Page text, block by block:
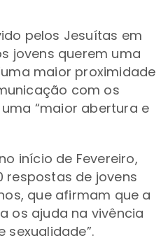
pelos Jesuítas em
jovens querem uma
uma maior proximidade
com os
“maior abertura e
início de Fevereiro,
respostas de jovens
que afirmam que a
os ajuda na vivência
sexualidade”.